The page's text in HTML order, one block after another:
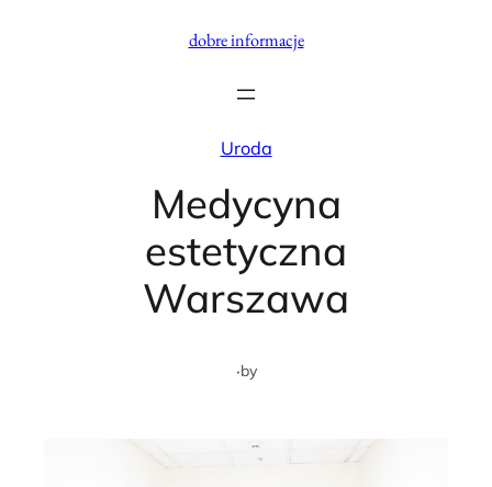
dobre informacje
Uroda
Medycyna
estetyczna
Warszawa
·by